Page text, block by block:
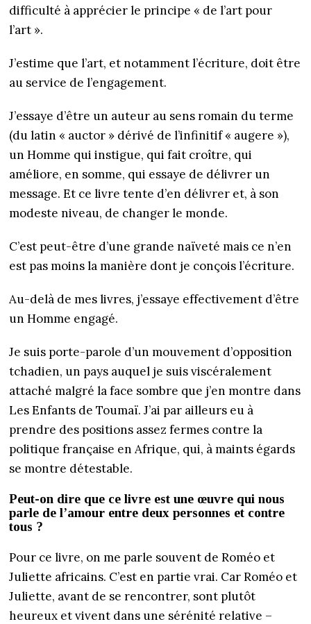
difficulté à apprécier le principe « de l’art pour
l’art ».
J’estime que l’art, et notamment l’écriture, doit être
au service de l’engagement.
J’essaye d’être un auteur au sens romain du terme
(du latin « auctor » dérivé de l’infinitif « augere »),
un Homme qui instigue, qui fait croître, qui
améliore, en somme, qui essaye de délivrer un
message. Et ce livre tente d’en délivrer et, à son
modeste niveau, de changer le monde.
C’est peut-être d’une grande naïveté mais ce n’en
est pas moins la manière dont je conçois l’écriture.
Au-delà de mes livres, j’essaye effectivement d’être
un Homme engagé.
Je suis porte-parole d’un mouvement d’opposition
tchadien, un pays auquel je suis viscéralement
attaché malgré la face sombre que j’en montre dans
Les Enfants de Toumaï. J’ai par ailleurs eu à
prendre des positions assez fermes contre la
politique française en Afrique, qui, à maints égards
se montre détestable.
Peut-on dire que ce livre est une œuvre qui nous
parle de l’amour entre deux personnes et contre
tous ?
Pour ce livre, on me parle souvent de Roméo et
Juliette africains. C’est en partie vrai. Car Roméo et
Juliette, avant de se rencontrer, sont plutôt
heureux et vivent dans une sérénité relative –